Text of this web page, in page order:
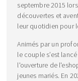
septembre 2015
découvertes et
leur quotidien pour
Animés par un
le couple s’est
l'ouverture de
jeunes mariés. En